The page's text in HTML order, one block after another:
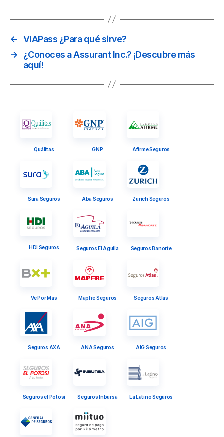
← VIAPass ¿Para qué sirve?
→
¿Conoces a Assurant Inc.? ¡Descubre más
aquí!
Quálitas GNP Afirme Seguros
Sura Seguros Aba Seguros Zurich Seguros
HDI Seguros Seguros El Aguila Seguros Banorte
Ve Por Mas Mapfre Seguros Seguros Atlas
Seguros AXA ANA Seguros AIG Seguros
Seguros el Potosi Seguros Inbursa La Latino Seguros